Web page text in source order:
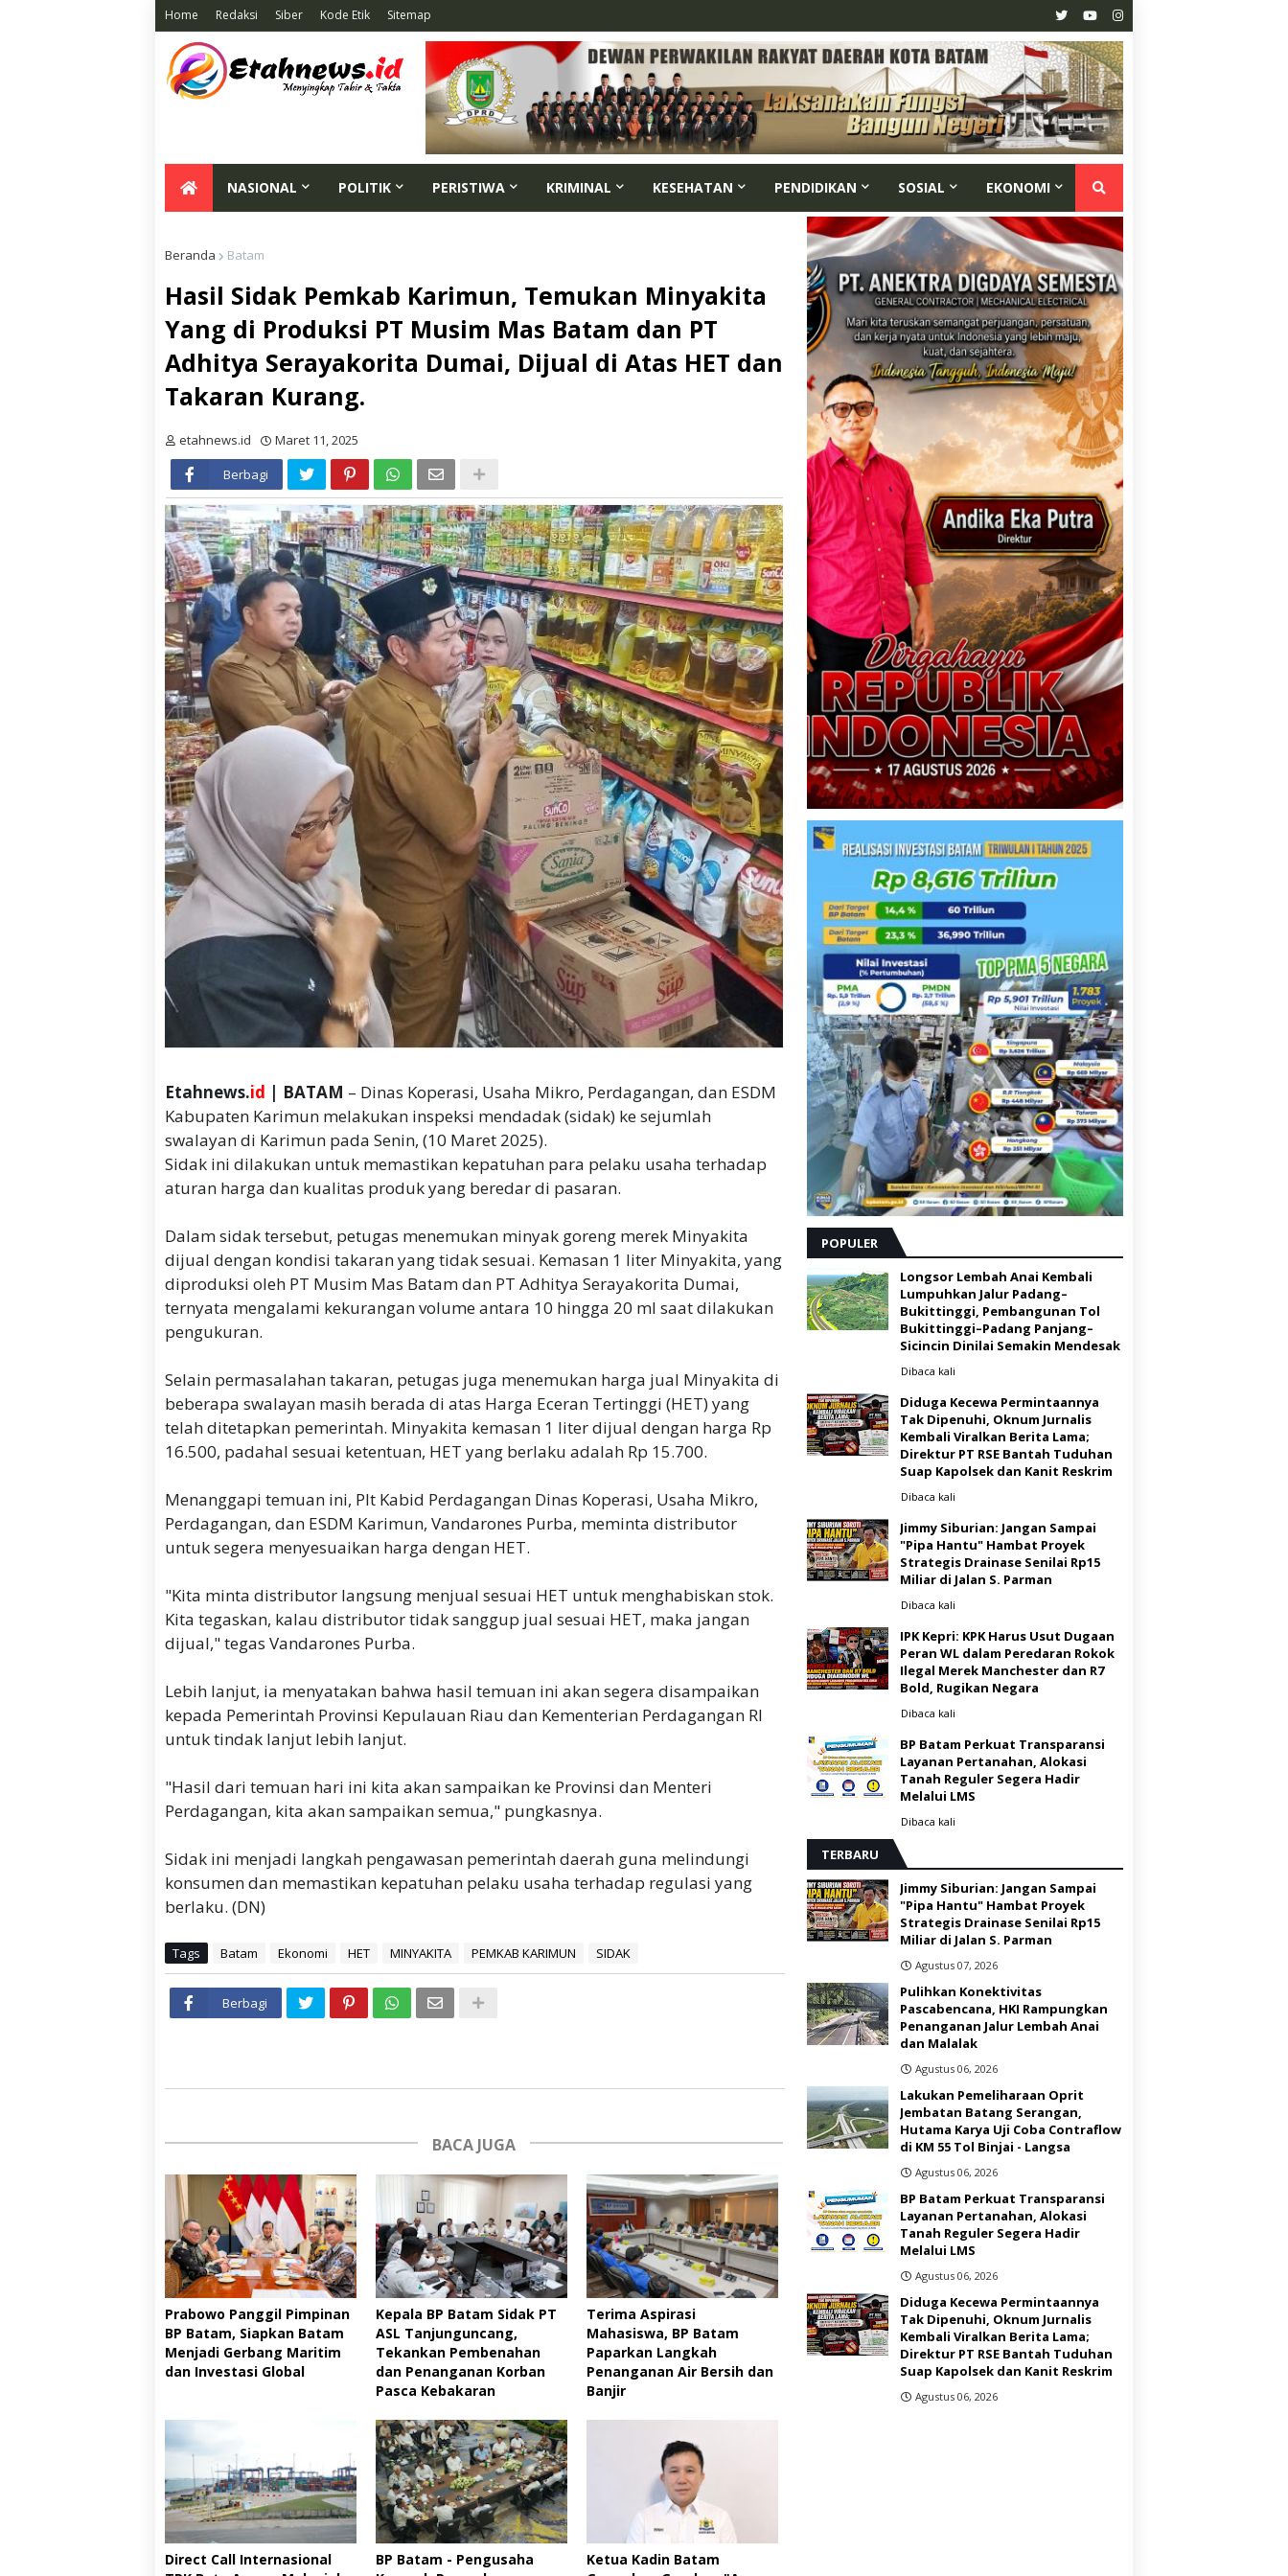
Home Redaksi Siber Kode Etik Sitemap
NASIONAL POLITIK PERISTIWA KRIMINAL KESEHATAN PENDIDIKAN SOSIAL EKONOMI
Beranda Batam
Hasil Sidak Pemkab Karimun, Temukan Minyakita
Yang di Produksi PT Musim Mas Batam dan PT
Adhitya Serayakorita Dumai, Dijual di Atas HET dan
Takaran Kurang.
etahnews.id
Maret 11, 2025
Berbagi
Etahnews.id | BATAM – Dinas Koperasi, Usaha Mikro, Perdagangan, dan ESDM
Kabupaten Karimun melakukan inspeksi mendadak (sidak) ke sejumlah
swalayan di Karimun pada Senin, (10 Maret 2025).
Sidak ini dilakukan untuk memastikan kepatuhan para pelaku usaha terhadap
aturan harga dan kualitas produk yang beredar di pasaran.
Dalam sidak tersebut, petugas menemukan minyak goreng merek Minyakita
dijual dengan kondisi takaran yang tidak sesuai. Kemasan 1 liter Minyakita, yang
diproduksi oleh PT Musim Mas Batam dan PT Adhitya Serayakorita Dumai,
ternyata mengalami kekurangan volume antara 10 hingga 20 ml saat dilakukan
pengukuran.
Selain permasalahan takaran, petugas juga menemukan harga jual Minyakita di
beberapa swalayan masih berada di atas Harga Eceran Tertinggi (HET) yang
telah ditetapkan pemerintah. Minyakita kemasan 1 liter dijual dengan harga Rp
16.500, padahal sesuai ketentuan, HET yang berlaku adalah Rp 15.700.
Menanggapi temuan ini, Plt Kabid Perdagangan Dinas Koperasi, Usaha Mikro,
Perdagangan, dan ESDM Karimun, Vandarones Purba, meminta distributor
untuk segera menyesuaikan harga dengan HET.
"Kita minta distributor langsung menjual sesuai HET untuk menghabiskan stok.
Kita tegaskan, kalau distributor tidak sanggup jual sesuai HET, maka jangan
dijual," tegas Vandarones Purba.
Lebih lanjut, ia menyatakan bahwa hasil temuan ini akan segera disampaikan
kepada Pemerintah Provinsi Kepulauan Riau dan Kementerian Perdagangan RI
untuk tindak lanjut lebih lanjut.
"Hasil dari temuan hari ini kita akan sampaikan ke Provinsi dan Menteri
Perdagangan, kita akan sampaikan semua," pungkasnya.
Sidak ini menjadi langkah pengawasan pemerintah daerah guna melindungi
konsumen dan memastikan kepatuhan pelaku usaha terhadap regulasi yang
berlaku. (DN)
Tags Batam Ekonomi HET MINYAKITA PEMKAB KARIMUN SIDAK
Berbagi
BACA JUGA
Prabowo Panggil Pimpinan
BP Batam, Siapkan Batam
Menjadi Gerbang Maritim
dan Investasi Global
Kepala BP Batam Sidak PT
ASL Tanjunguncang,
Tekankan Pembenahan
dan Penanganan Korban
Pasca Kebakaran
Terima Aspirasi
Mahasiswa, BP Batam
Paparkan Langkah
Penanganan Air Bersih dan
Banjir
Direct Call Internasional
BP Batam - Pengusaha
Ketua Kadin Batam
POPULER
Longsor Lembah Anai Kembali
Lumpuhkan Jalur Padang–
Bukittinggi, Pembangunan Tol
Bukittinggi–Padang Panjang–
Sicincin Dinilai Semakin Mendesak
Dibaca kali
Diduga Kecewa Permintaannya
Tak Dipenuhi, Oknum Jurnalis
Kembali Viralkan Berita Lama;
Direktur PT RSE Bantah Tuduhan
Suap Kapolsek dan Kanit Reskrim
Dibaca kali
Jimmy Siburian: Jangan Sampai
"Pipa Hantu" Hambat Proyek
Strategis Drainase Senilai Rp15
Miliar di Jalan S. Parman
Dibaca kali
IPK Kepri: KPK Harus Usut Dugaan
Peran WL dalam Peredaran Rokok
Ilegal Merek Manchester dan R7
Bold, Rugikan Negara
Dibaca kali
BP Batam Perkuat Transparansi
Layanan Pertanahan, Alokasi
Tanah Reguler Segera Hadir
Melalui LMS
Dibaca kali
TERBARU
Jimmy Siburian: Jangan Sampai
"Pipa Hantu" Hambat Proyek
Strategis Drainase Senilai Rp15
Miliar di Jalan S. Parman
Agustus 07, 2026
Pulihkan Konektivitas
Pascabencana, HKI Rampungkan
Penanganan Jalur Lembah Anai
dan Malalak
Agustus 06, 2026
Lakukan Pemeliharaan Oprit
Jembatan Batang Serangan,
Hutama Karya Uji Coba Contraflow
di KM 55 Tol Binjai - Langsa
Agustus 06, 2026
BP Batam Perkuat Transparansi
Layanan Pertanahan, Alokasi
Tanah Reguler Segera Hadir
Melalui LMS
Agustus 06, 2026
Diduga Kecewa Permintaannya
Tak Dipenuhi, Oknum Jurnalis
Kembali Viralkan Berita Lama;
Direktur PT RSE Bantah Tuduhan
Suap Kapolsek dan Kanit Reskrim
Agustus 06, 2026